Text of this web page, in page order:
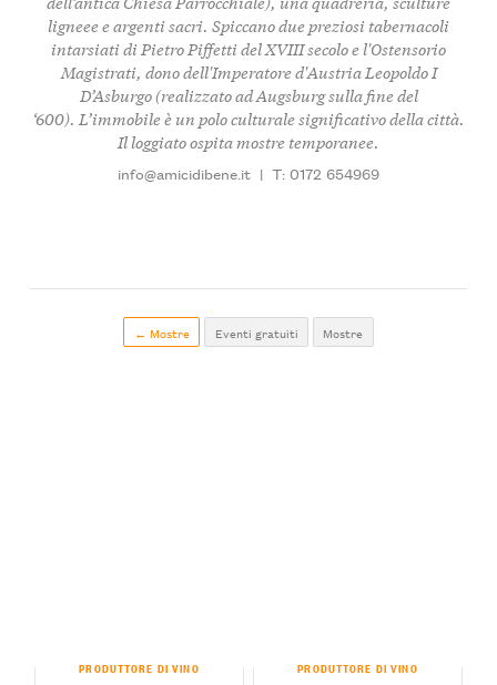
ligneee e argenti sacri. Spiccano due preziosi tabernacoli
intarsiati di Pietro Piffetti del XVIII secolo e l'Ostensorio
Magistrati, dono dell'Imperatore d'Austria Leopoldo I
D’Asburgo (realizzato ad Augsburg sulla fine del
‘600). L’immobile è un polo culturale significativo della città.
Il loggiato ospita mostre temporanee.
info@amicidibene.it | T: 0172 654969
← Mostre Eventi gratuiti Mostre
PRODUTTORE DI VINO PRODUTTORE DI VINO